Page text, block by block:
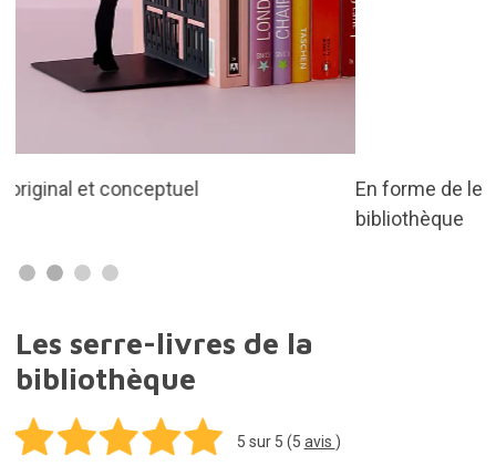
En forme de lecteur choisissant un livre dans une
Les serre-livres de la
bibliothèque
5 sur 5 (5 avis )